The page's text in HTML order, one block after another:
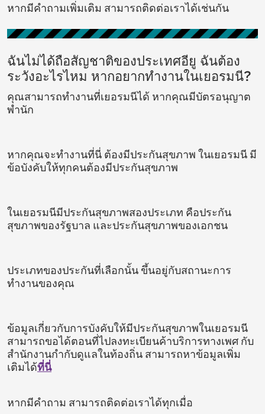
หากมีคำถามเพิ่มเติม สามารถติดต่อเราได้เช่นกัน
ฉันไม่ได้ถือสัญชาติของประเทศอียู ฉันต้อง
ระวังอะไรไหม หากอยากทำงานในเยอรมนี?
คุณสามารถทำงานที่เยอรมนีได้ หากคุณมีบัตรอนุญาต
พำนัก
หากคุณจะทำงานที่นี่ ต้องมีประกันสุขภาพ ในเยอรมนี มี
ข้อบังคับให้ทุกคนต้องมีประกันสุขภาพ
ในเยอรมนีมีประกันสุขภาพสองประเภท คือประกัน
สุขภาพของรัฐบาล และประกันสุขภาพของเอกชน
ประเภทของประกันที่เลือกนั้น ขึ้นอยู่กับสถานะการ
ทำงานของคุณ
ข้อมูลเกี่ยวกับการบังคับให้มีประกันสุขภาพในเยอรมนี
สามารถขอได้ตอนที่ไปลงทะเบียนค้าบริการทางเพศ กับ
สำนักงานกำกับดูแลในท้องถิ่น สามารถหาข้อมูลเพิ่ม
เติมได้ที่นี่
หากมีคำถาม สามารถติดต่อเราได้ทุกเมื่อ